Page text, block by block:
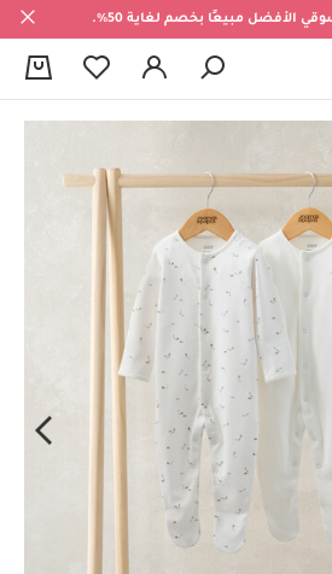
الأفضل مبيعًا بخصم لغاية 50%.